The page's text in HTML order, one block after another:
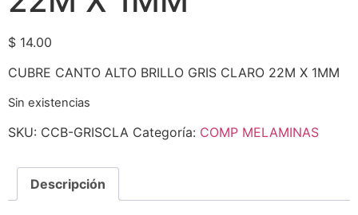
$ 14.00
CUBRE CANTO ALTO BRILLO GRIS CLARO 22M X 1MM
Sin existencias
SKU: CCB-GRISCLA Categoría: COMP MELAMINAS
Descripción